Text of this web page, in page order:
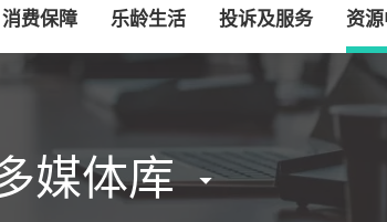
消费保障 乐龄生活 投诉及服务 资
媒体库